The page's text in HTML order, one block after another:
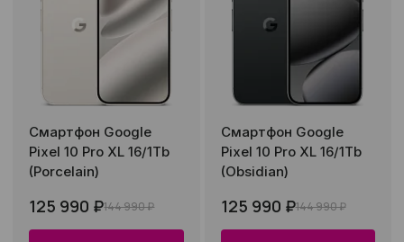
Смартфон Google
Pixel 10 Pro XL 16/1Tb
(Porcelain)
125 990 ₽144 990 ₽
Смартфон Google
Pixel 10 Pro XL 16/1Tb
(Obsidian)
125 990 ₽144 990 ₽